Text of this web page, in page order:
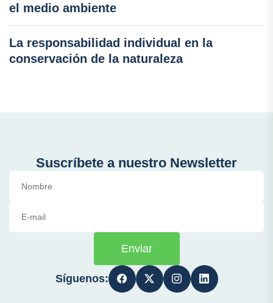
el medio ambiente
La responsabilidad individual en la
conservación de la naturaleza
Suscríbete a nuestro Newsletter
Enviar
Síguenos: